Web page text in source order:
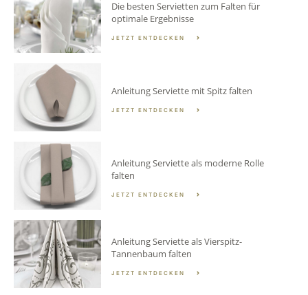
Die besten Servietten zum Falten für
optimale Ergebnisse
JETZT ENTDECKEN
Anleitung Serviette mit Spitz falten
JETZT ENTDECKEN
Anleitung Serviette als moderne Rolle
falten
JETZT ENTDECKEN
Anleitung Serviette als Vierspitz-
Tannenbaum falten
JETZT ENTDECKEN